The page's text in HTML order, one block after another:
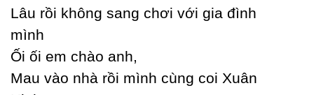
Lâu rồi không sang chơi với gia đình
mình
Ối ối em chào anh,
Mau vào nhà rồi mình cùng coi Xuân